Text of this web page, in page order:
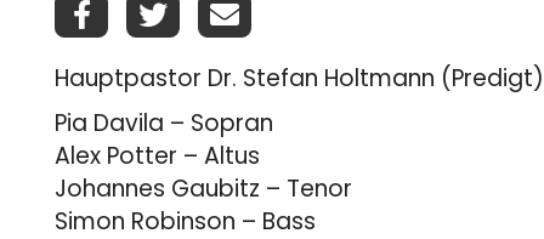
Hauptpastor Dr. Stefan Holtmann
Pia Davila – Sopran
Alex Potter – Altus
Johannes Gaubitz – Tenor
Simon Robinson – Bass